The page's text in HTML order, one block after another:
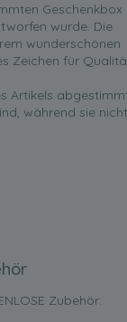
Geschenkbox
wurde. Die
wunderschönen
Zeichen für
Artikels
während sie nicht
Zubehör: